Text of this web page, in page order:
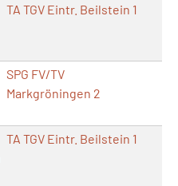
TA TGV Eintr. Beilstein 1
SPG FV/TV
Markgröningen 2
TA TGV Eintr. Beilstein 1